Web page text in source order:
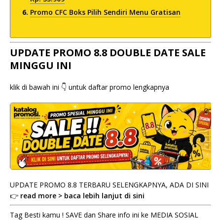
Promo CFC Boks Pilih Sendiri Menu Gratisan
UPDATE PROMO 8.8 DOUBLE DATE SALE
MINGGU INI
klik di bawah ini 👇 untuk daftar promo lengkapnya
UPDATE PROMO 8.8 TERBARU SELENGKAPNYA, ADA DI SINI
👉 read more > baca lebih lanjut di sini
Tag Besti kamu ! SAVE dan Share info ini ke MEDIA SOSIAL